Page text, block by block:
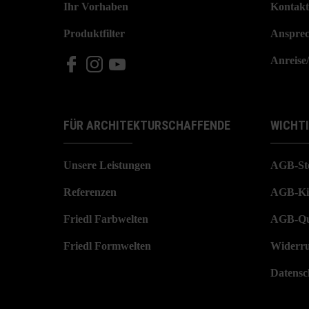
Ihr Vorhaben
Produktfilter
FÜR ARCHITEKTURSCHAFFENDE
Unsere Leistungen
Referenzen
Friedl Farbwelten
Friedl Formwelten
AGB-
AGB-
AGB-